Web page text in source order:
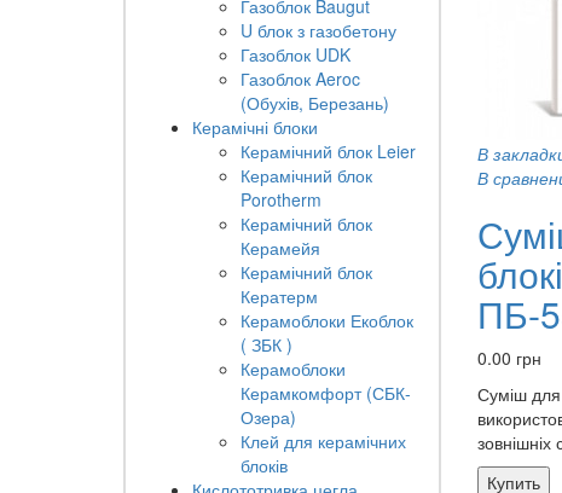
Газоблок Baugut
U блок з газобетону
Газоблок UDK
Газоблок Aeroc
(Обухів, Березань)
Керамічні блоки
Керамічний блок Leier
Керамічний блок
Porotherm
Керамічний блок
Керамейя
Керамічний блок
Кератерм
Керамоблоки Екоблок
( ЗБК )
Керамоблоки
Керамкомфорт (СБК-
Озера)
Клей для керамічних
блоків
В
В
ПБ-
0.00 грн
Суміш для
зовнішніх
Купить